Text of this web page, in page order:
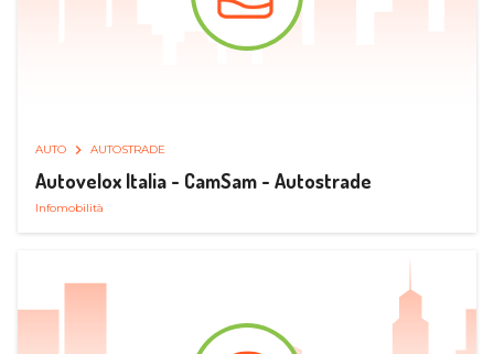
AUTO AUTOSTRADE
Autovelox Italia - CamSam - Autostrade
Infomobilità